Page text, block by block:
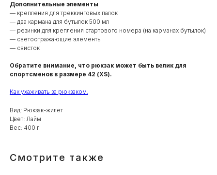
Дополнительные элементы
— крепления для треккинговых палок
— два кармана для бутылок 500 мл
— резинки для крепления стартового номера (на карманах бутылок)
— светоотражающие элементы
— свисток
Обратите внимание, что рюкзак может быть велик для
спортсменов в размере 42 (XS).
Как ухаживать за рюкзаком.
Вид: Рюкзак-жилет
Цвет: Лайм
Вес: 400 г
Смотрите также